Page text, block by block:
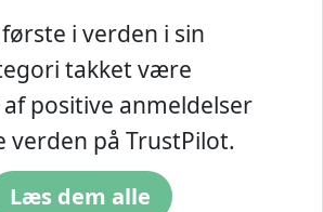
i verden i sin
takket være
positive anmeldelser
verden på TrustPilot.
Læs dem alle